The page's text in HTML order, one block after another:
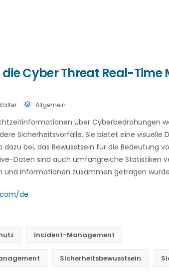
die Cyber Threat Real-Time
Allgemein
über Cyberbedrohungen
Sicherheitsvorfälle. Sie bietet eine visuelle
bei, das Bewusstsein für die Bedeutung
Daten sind auch umfangreiche Statistiken
und Informationen zusammen getragen
de
Incident-Management
Sicherheitsbewusstsein